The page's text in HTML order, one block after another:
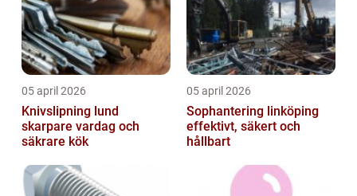
05 april 2026
Knivslipning lund
skarpare vardag och
säkrare kök
05 april 2026
Sophantering linköping
effektivt, säkert och
hållbart